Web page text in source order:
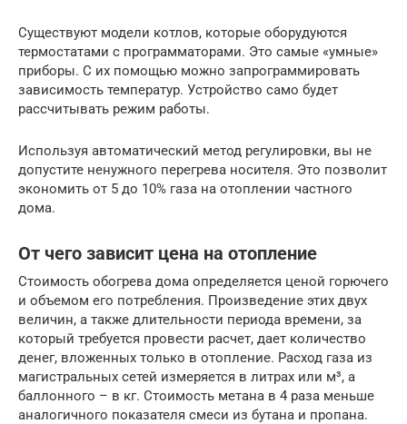
Существуют модели котлов, которые оборудуются
термостатами с программаторами. Это самые «умные»
приборы. С их помощью можно запрограммировать
зависимость температур. Устройство само будет
рассчитывать режим работы.
Используя автоматический метод регулировки, вы не
допустите ненужного перегрева носителя. Это позволит
экономить от 5 до 10% газа на отоплении частного
дома.
От чего зависит цена на отопление
Стоимость обогрева дома определяется ценой горючего
и объемом его потребления. Произведение этих двух
величин, а также длительности периода времени, за
который требуется провести расчет, дает количество
денег, вложенных только в отопление. Расход газа из
магистральных сетей измеряется в литрах или м³, а
баллонного – в кг. Стоимость метана в 4 раза меньше
аналогичного показателя смеси из бутана и пропана.